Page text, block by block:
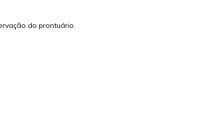
do prontuário.